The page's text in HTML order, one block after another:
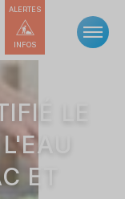
LE
ET
ALERTES
INFOS